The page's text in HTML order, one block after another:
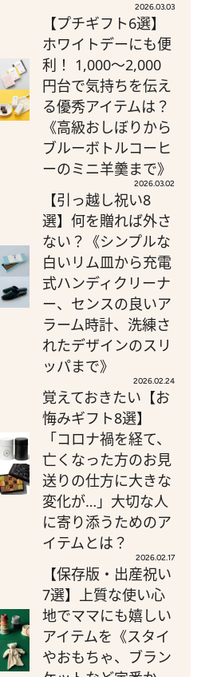
2026.03.03
【プチギフト6選】
ホワイトデーにも便
利！ 1,000～2,000
円台で気持ちを伝え
る優秀アイテムは？
《高級おしぼりから
ブルーボトルコーヒ
ーのミニ羊羹まで》
2026.03.02
【引っ越し祝い8
選】何を贈れば外さ
ない？《シンプルな
白いリム皿から充電
式ハンディクリーナ
ー、センスの良いア
ラーム時計、洗練さ
れたデザインのスリ
ッパまで》
2026.02.24
覚えておきたい【お
悔みギフト8選】
「コロナ禍を経て、
亡くなった方のお見
送りの仕方に大きな
変化が…」大切な人
に寄り添うためのア
イテムとは？
2026.02.17
【保存版・出産祝い
7選】上質な使い心
地でママにも嬉しい
アイテムを《スタイ
やおもちゃ、ブラン